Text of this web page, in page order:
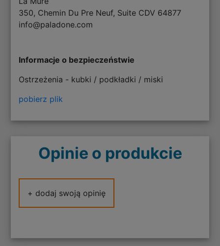
350, Chemin Du Pre Neuf, Suite CDV 64877
info@paladone.com
Informacje o bezpieczeństwie
Ostrzeżenia - kubki / podkładki / miski
pobierz plik
Opinie o produkcie
+ dodaj swoją opinię